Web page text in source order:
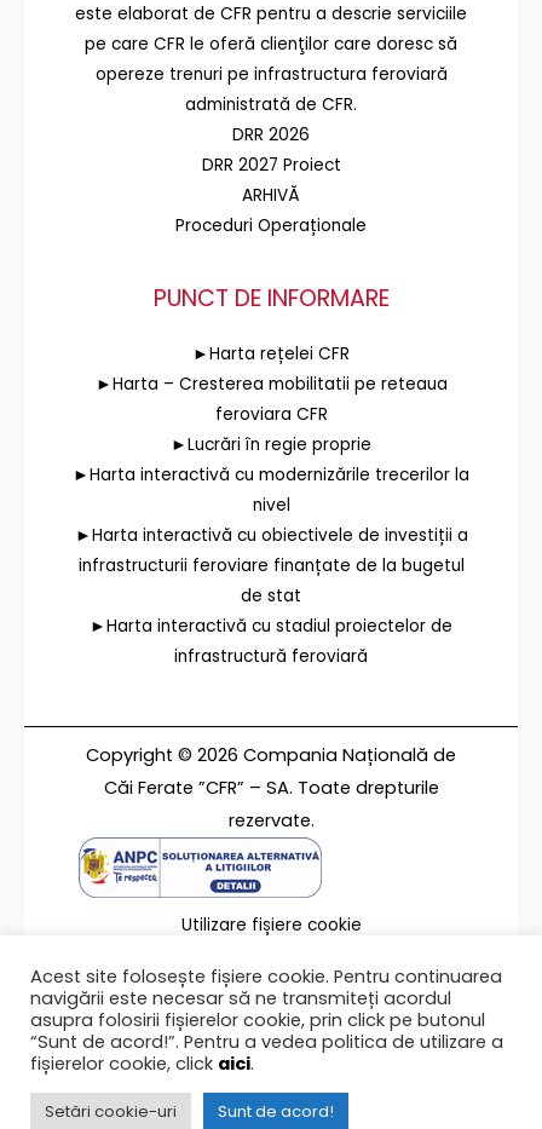
este elaborat de CFR pentru a descrie serviciile
pe care CFR le oferă clienţilor care doresc să
opereze trenuri pe infrastructura feroviară
administrată de CFR.
DRR 2026
DRR 2027 Proiect
ARHIVĂ
Proceduri Operaționale
PUNCT DE INFORMARE
►Harta rețelei CFR
►Harta – Cresterea mobilitatii pe reteaua
feroviara CFR
►Lucrări în regie proprie
►Harta interactivă cu modernizările trecerilor la
nivel
►Harta interactivă cu obiectivele de investiții a
infrastructurii feroviare finanțate de la bugetul
de stat
►Harta interactivă cu stadiul proiectelor de
infrastructură feroviară
Copyright © 2026 Compania Națională de
Căi Ferate ”CFR” – SA. Toate drepturile
rezervate.
Utilizare fișiere cookie
Contact
Ultima modificare a paginii 08/11/2021
Acest site folosește fișiere cookie. Pentru continuarea
navigării este necesar să ne transmiteți acordul
asupra folosirii fișierelor cookie, prin click pe butonul
“Sunt de acord!”. Pentru a vedea politica de utilizare a
fișierelor cookie, click aici.
Setări cookie-uri Sunt de acord!